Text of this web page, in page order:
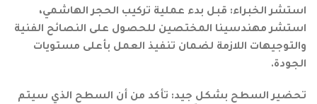
استشر الخبراء: قبل بدء عملية تركيب الحجر الهاشمي،
استشر مهندسينا المختصين للحصول على النصائح الفنية
والتوجيهات اللازمة لضمان تنفيذ العمل بأعلى مستويات
الجودة.
تحضير السطح بشكل جيد: تأكد من أن السطح الذي سيتم